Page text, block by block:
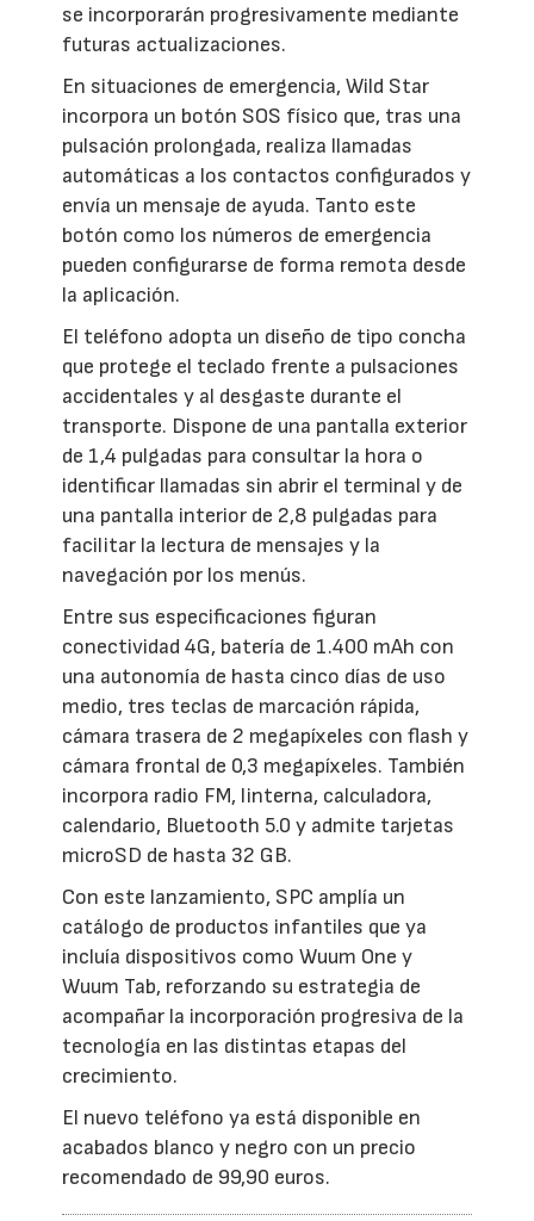
se incorporarán progresivamente mediante
futuras actualizaciones.
En situaciones de emergencia, Wild Star
incorpora un botón SOS físico que, tras una
pulsación prolongada, realiza llamadas
automáticas a los contactos configurados y
envía un mensaje de ayuda. Tanto este
botón como los números de emergencia
pueden configurarse de forma remota desde
la aplicación.
El teléfono adopta un diseño de tipo concha
que protege el teclado frente a pulsaciones
accidentales y al desgaste durante el
transporte. Dispone de una pantalla exterior
de 1,4 pulgadas para consultar la hora o
identificar llamadas sin abrir el terminal y de
una pantalla interior de 2,8 pulgadas para
facilitar la lectura de mensajes y la
navegación por los menús.
Entre sus especificaciones figuran
conectividad 4G, batería de 1.400 mAh con
una autonomía de hasta cinco días de uso
medio, tres teclas de marcación rápida,
cámara trasera de 2 megapíxeles con flash y
cámara frontal de 0,3 megapíxeles. También
incorpora radio FM, linterna, calculadora,
calendario, Bluetooth 5.0 y admite tarjetas
microSD de hasta 32 GB.
Con este lanzamiento, SPC amplía un
catálogo de productos infantiles que ya
incluía dispositivos como Wuum One y
Wuum Tab, reforzando su estrategia de
acompañar la incorporación progresiva de la
tecnología en las distintas etapas del
crecimiento.
El nuevo teléfono ya está disponible en
acabados blanco y negro con un precio
recomendado de 99,90 euros.